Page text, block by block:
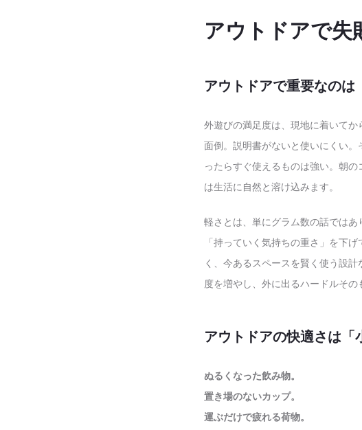
アウトドアで失
アウトドアで重要なのは
外遊びの満足度は、現地に着いて
面倒。説明書がないと使いにくい
ったらすぐ使えるものは強い。朝
は生活に自然と溶け込みます。
軽さとは、単にグラム数の話ではあ
「持っていく気持ちの重さ」を下
く、今あるスペースを賢く使う設
度を増やし、外に出るハードルその
アウトドアの快適さは「
ぬるくなった飲み物。
置き場のないカップ。
運ぶだけで疲れる荷物。